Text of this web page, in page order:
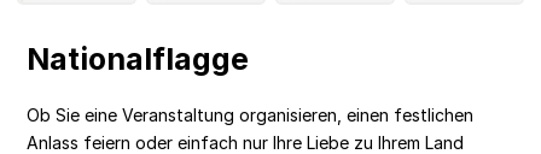
Nationalflagge
Ob Sie eine Veranstaltung organisieren, einen festlichen
Anlass feiern oder einfach nur Ihre Liebe zu Ihrem Land